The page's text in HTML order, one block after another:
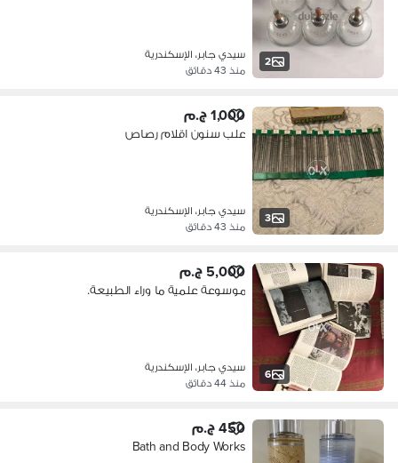
2
سيدي جابر، الإسكندرية
منذ 43 دقائق
3
1,000 ج.م
علب سنون اقلام رصاص
سيدي جابر، الإسكندرية
منذ 43 دقائق
6
5,000 ج.م
موسوعة علمية ما وراء الطبيعة.
سيدي جابر، الإسكندرية
منذ 44 دقائق
450 ج.م
Bath and Body Works